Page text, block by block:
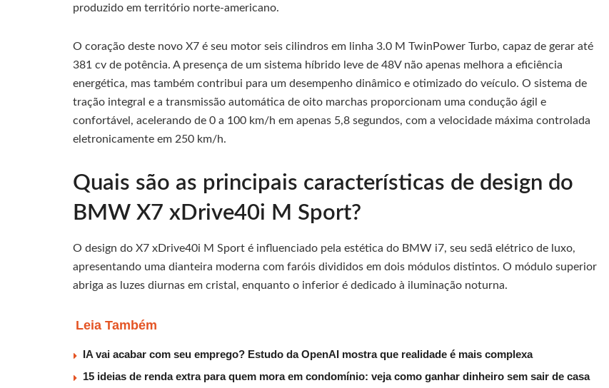
produzido em território norte-americano.
O coração deste novo X7 é seu motor seis cilindros em linha 3.0 M TwinPower Turbo, capaz de gerar até
381 cv de potência. A presença de um sistema híbrido leve de 48V não apenas melhora a eficiência
energética, mas também contribui para um desempenho dinâmico e otimizado do veículo. O sistema de
tração integral e a transmissão automática de oito marchas proporcionam uma condução ágil e
confortável, acelerando de 0 a 100 km/h em apenas 5,8 segundos, com a velocidade máxima controlada
eletronicamente em 250 km/h.
Quais são as principais características de design do
BMW X7 xDrive40i M Sport?
O design do X7 xDrive40i M Sport é influenciado pela estética do BMW i7, seu sedã elétrico de luxo,
apresentando uma dianteira moderna com faróis divididos em dois módulos distintos. O módulo superior
abriga as luzes diurnas em cristal, enquanto o inferior é dedicado à iluminação noturna.
Leia Também
IA vai acabar com seu emprego? Estudo da OpenAI mostra que realidade é mais complexa
15 ideias de renda extra para quem mora em condomínio: veja como ganhar dinheiro sem sair de casa